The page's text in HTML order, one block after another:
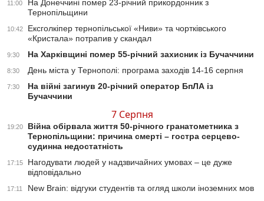
11:00
На Донеччині помер 23-річний прикордонник з
Тернопільщини
10:42
Ексголкіпер тернопільської «Ниви» та чортківського
«Кристала» потрапив у скандал
9:30 На Харківщині помер 55-річний захисник із Бучаччини
8:30 День міста у Тернополі: програма заходів 14-16 серпня
7:30
На війні загинув 20-річний оператор БпЛА із
Бучаччини
7 Серпня
19:20
Війна обірвала життя 50-річного гранатометника з
Тернопільщини: причина смерті – гостра серцево-
судинна недостатність
17:15
Нагодувати людей у надзвичайних умовах – це дуже
відповідально
17:11
New Brain: відгуки студентів та огляд школи іноземних мов